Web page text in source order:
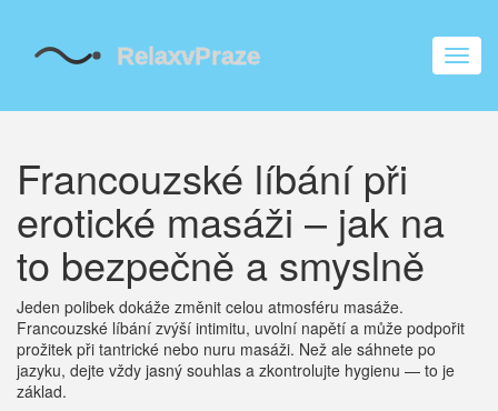
Francouzské líbání při
erotické masáži – jak na
to bezpečně a smyslně
Jeden polibek dokáže změnit celou atmosféru masáže.
Francouzské líbání zvýší intimitu, uvolní napětí a může podpořit
prožitek při tantrické nebo nuru masáži. Než ale sáhnete po
jazyku, dejte vždy jasný souhlas a zkontrolujte hygienu — to je
základ.